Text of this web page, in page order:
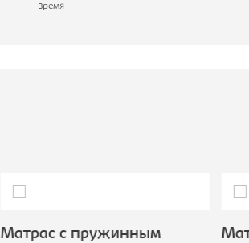
время
Матрас с пружинным